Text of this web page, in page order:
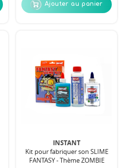
Ajouter au panier
INSTANT
Kit pour fabriquer son SLIME
FANTASY - Thème ZOMBIE